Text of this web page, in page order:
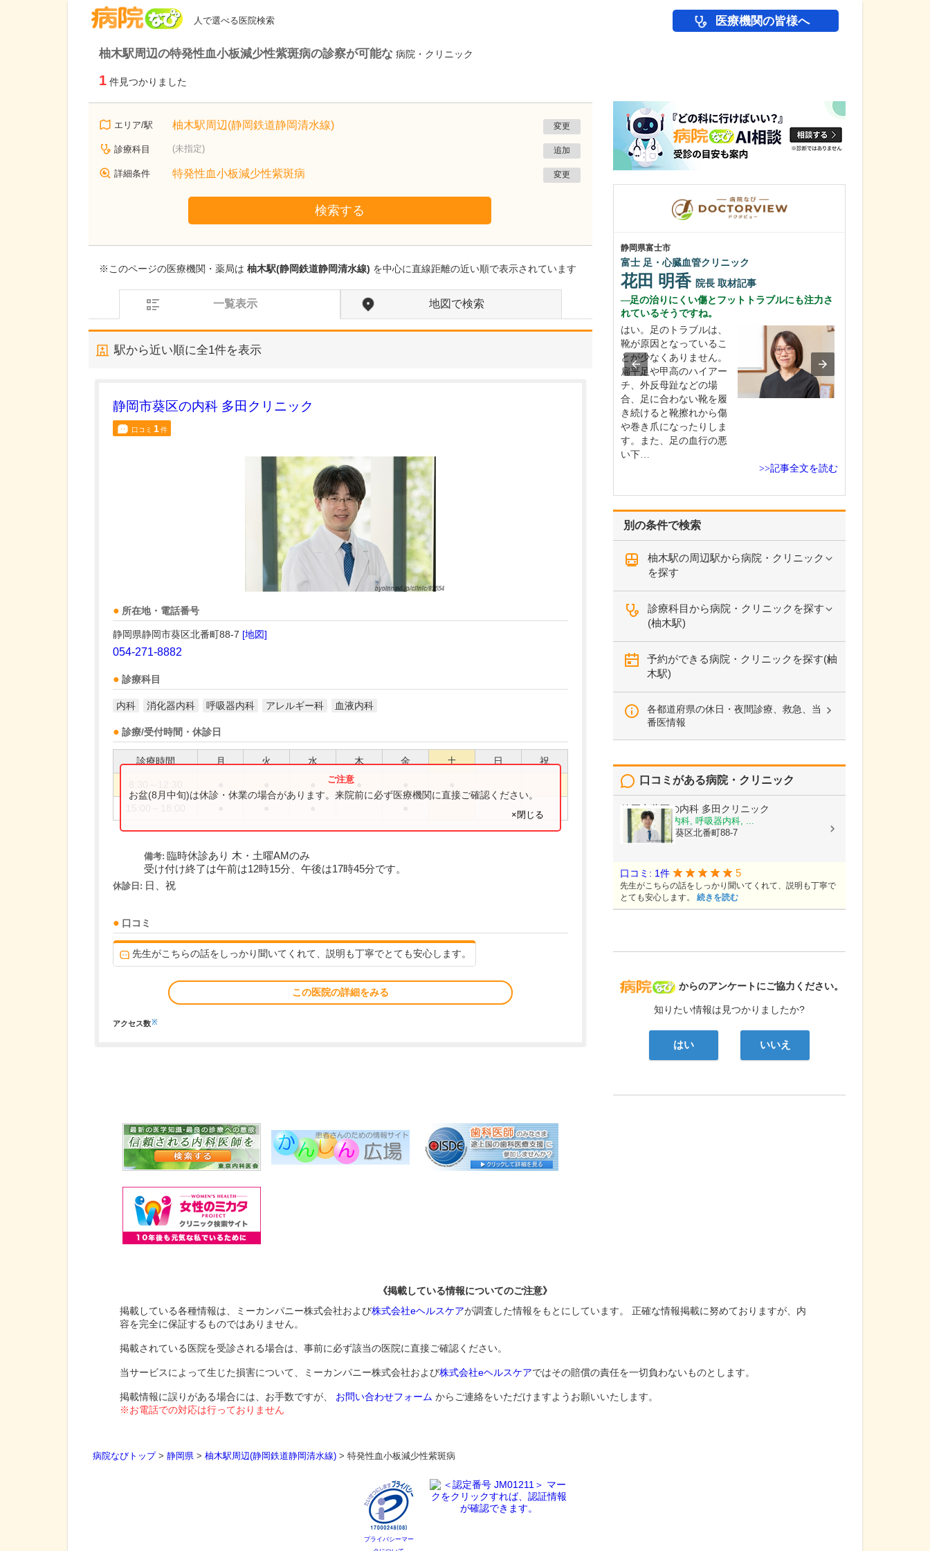
人で選べる医院検索 医療機関の皆様へ
柚木駅周辺の特発性血小板減少性紫斑病の診察が可能な 病院・クリニック
1 件見つかりました
エリア/駅 柚木駅周辺(静岡鉄道静岡清水線) 変更
診療科目 (未指定) 追加
詳細条件 特発性血小板減少性紫斑病 変更
検索する
※このページの医療機関・薬局は 柚木駅(静岡鉄道静岡清水線) を中心に直線距離の近い順で表示されています
一覧表示 地図で検索
駅から近い順に全1件を表示
静岡市葵区の内科 多田クリニック
口コミ 1件
所在地・電話番号
静岡県静岡市葵区北番町88-7 [地図]
054-271-8882
診療科目
内科 消化器内科 呼吸器内科 アレルギー科 血液内科
診療/受付時間・休診日
診療時間 月 火 水 木 金 土 日 祝
お盆(8月中旬)は休診・休業の場合があります。来院前に必ず医療機関に直接ご確認ください。
×閉じる
備考: 臨時休診あり 木・土曜AMのみ
受け付け終了は午前は12時15分、午後は17時45分です。
休診日: 日、祝
口コミ
先生がこちらの話をしっかり聞いてくれて、説明も丁寧でとても安心します。
この医院の詳細をみる
アクセス数※
別の条件で検索
柚木駅の周辺駅から病院・クリニック
を探す
診療科目から病院・クリニックを探す
(柚木駅)
予約ができる病院・クリニックを探す(柚
木駅)
各都道府県の休日・夜間診療、救急、当
番医情報
病院なび
からのアンケートにご協力ください。
知りたい情報は見つかりましたか?
はい いいえ
口コミがある病院・クリニック
静岡市葵区の内科 多田クリニック
内科, 消化器内科, 呼吸器内科, ...
静岡県静岡市葵区北番町88-7
口コミ: 1件 5
先生がこちらの話をしっかり聞いてくれて、説明も丁寧で
とても安心します。 続きを読む
静岡県静岡市葵区
ひびのクリニック
幅広い診療に対応されている中でも、特に力を
入れている分野があれば教えてください。
勤務医時代、がんで苦し
れ…
静岡県富士市
富士 足・心臓血管クリニック
花田 明香 院長 取材記事
足の治りにくい傷とフットトラブルにも注力さ
れているそうですね。
はい。足のトラブルは、
靴が原因となっているこ
とが少なくありません。
扁平足や甲高のハイアー
チ、外反母趾などの場
合、足に合わない靴を履
き続けると靴擦れから傷
や巻き爪になったりしま
す。また、足の血行の悪
い下…
>>記事全文を読む
《掲載している情報についてのご注意》
掲載している各種情報は、ミーカンパニー株式会社および株式会社eヘルスケアが調査した情報をもとにしています。 正確な情報掲載に努めておりますが、内
容を完全に保証するものではありません。
掲載されている医院を受診される場合は、事前に必ず該当の医院に直接ご確認ください。
当サービスによって生じた損害について、ミーカンパニー株式会社および株式会社eヘルスケアではその賠償の責任を一切負わないものとします。
掲載情報に誤りがある場合には、お手数ですが、 お問い合わせフォーム からご連絡をいただけますようお願いいたします。
※お電話での対応は行っておりません
病院なびトップ> 静岡県 > 柚木駅周辺(静岡鉄道静岡清水線) > 特発性血小板減少性紫斑病
プライバシーマー